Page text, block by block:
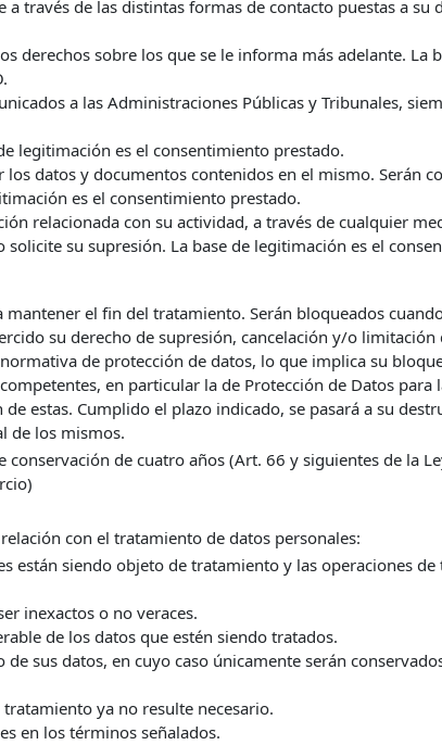
través de las distintas formas de contacto puestas a su
derechos sobre los que se le informa más adelante. La
a las Administraciones Públicas y Tribunales,
legitimación es el consentimiento prestado.
datos y documentos contenidos en el mismo. Serán
es el consentimiento prestado.
relacionada con su actividad, a través de cualquier
su supresión. La base de legitimación es el
el fin del tratamiento. Serán bloqueados
su derecho de supresión, cancelación y/o
de protección de datos, lo que implica su
en particular la de Protección de Datos para
estas. Cumplido el plazo indicado, se pasará a su
de los mismos.
de cuatro años (Art. 66 y siguientes de la
con el tratamiento de datos personales:
están siendo objeto de tratamiento y las operaciones
inexactos o no veraces.
de los datos que estén siendo tratados.
sus datos, en cuyo caso únicamente serán
ya no resulte necesario.
en los términos señalados.